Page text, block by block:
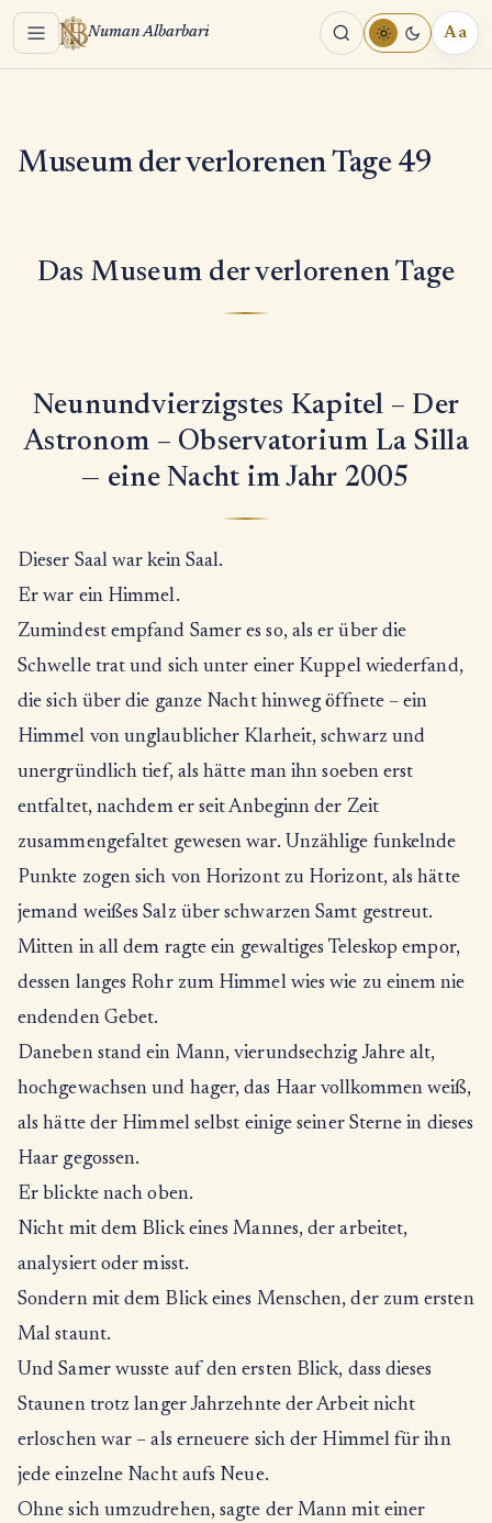
Menu Numan Albarbari Aa
Museum der verlorenen Tage 49
Das Museum der verlorenen Tage
Neunundvierzigstes Kapitel – Der
Astronom – Observatorium La Silla
— eine Nacht im Jahr 2005
Dieser Saal war kein Saal.
Er war ein Himmel.
Zumindest empfand Samer es so, als er über die
Schwelle trat und sich unter einer Kuppel wiederfand,
die sich über die ganze Nacht hinweg öffnete – ein
Himmel von unglaublicher Klarheit, schwarz und
unergründlich tief, als hätte man ihn soeben erst
entfaltet, nachdem er seit Anbeginn der Zeit
zusammengefaltet gewesen war. Unzählige funkelnde
Punkte zogen sich von Horizont zu Horizont, als hätte
jemand weißes Salz über schwarzen Samt gestreut.
Mitten in all dem ragte ein gewaltiges Teleskop empor,
dessen langes Rohr zum Himmel wies wie zu einem nie
endenden Gebet.
Daneben stand ein Mann, vierundsechzig Jahre alt,
hochgewachsen und hager, das Haar vollkommen weiß,
als hätte der Himmel selbst einige seiner Sterne in dieses
Haar gegossen.
Er blickte nach oben.
Nicht mit dem Blick eines Mannes, der arbeitet,
analysiert oder misst.
Sondern mit dem Blick eines Menschen, der zum ersten
Mal staunt.
Und Samer wusste auf den ersten Blick, dass dieses
Staunen trotz langer Jahrzehnte der Arbeit nicht
erloschen war – als erneuere sich der Himmel für ihn
jede einzelne Nacht aufs Neue.
Ohne sich umzudrehen, sagte der Mann mit einer